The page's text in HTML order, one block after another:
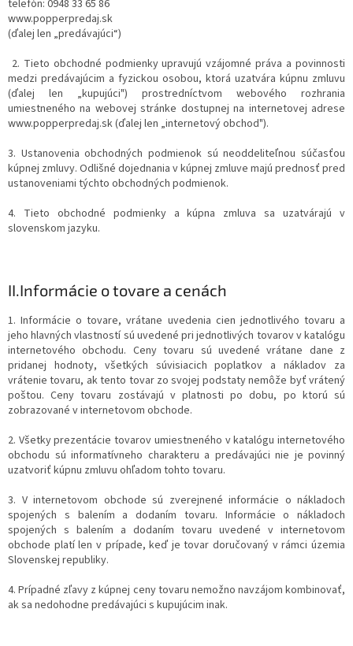
telefón: 0948 33 65 86
www.popperpredaj.sk
(ďalej len „predávajúci“)
2. Tieto obchodné podmienky upravujú vzájomné práva a povinnosti
medzi predávajúcim a fyzickou osobou, ktorá uzatvára kúpnu zmluvu
(ďalej len „kupujúci") prostredníctvom webového rozhrania
umiestneného na webovej stránke dostupnej na internetovej adrese
www.popperpredaj.sk (ďalej len „internetový obchod").
3. Ustanovenia obchodných podmienok sú neoddeliteľnou súčasťou
kúpnej zmluvy. Odlišné dojednania v kúpnej zmluve majú prednosť pred
ustanoveniami týchto obchodných podmienok.
4. Tieto obchodné podmienky a kúpna zmluva sa uzatvárajú v
slovenskom jazyku.
II.Informácie o tovare a cenách
1. Informácie o tovare, vrátane uvedenia cien jednotlivého tovaru a
jeho hlavných vlastností sú uvedené pri jednotlivých tovarov v katalógu
internetového obchodu. Ceny tovaru sú uvedené vrátane dane z
pridanej hodnoty, všetkých súvisiacich poplatkov a nákladov za
vrátenie tovaru, ak tento tovar zo svojej podstaty nemôže byť vrátený
poštou. Ceny tovaru zostávajú v platnosti po dobu, po ktorú sú
zobrazované v internetovom obchode.
2. Všetky prezentácie tovarov umiestneného v katalógu internetového
obchodu sú informatívneho charakteru a predávajúci nie je povinný
uzatvoriť kúpnu zmluvu ohľadom tohto tovaru.
3. V internetovom obchode sú zverejnené informácie o nákladoch
spojených s balením a dodaním tovaru. Informácie o nákladoch
spojených s balením a dodaním tovaru uvedené v internetovom
obchode platí len v prípade, keď je tovar doručovaný v rámci územia
Slovenskej republiky.
4. Prípadné zľavy z kúpnej ceny tovaru nemožno navzájom kombinovať,
ak sa nedohodne predávajúci s kupujúcim inak.